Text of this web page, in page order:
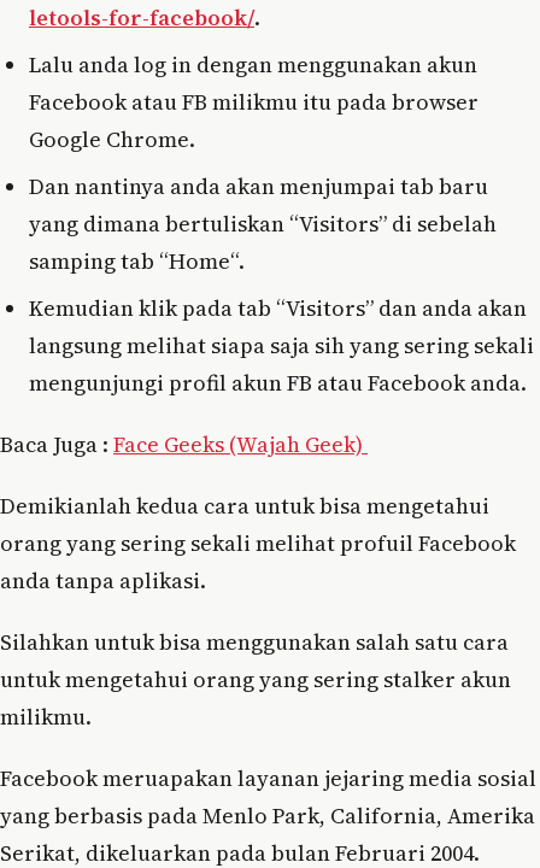
letools-for-facebook/.
Lalu anda log in dengan menggunakan akun
Facebook atau FB milikmu itu pada browser
Google Chrome.
Dan nantinya anda akan menjumpai tab baru
yang dimana bertuliskan “Visitors” di sebelah
samping tab “Home“.
Kemudian klik pada tab “Visitors” dan anda akan
langsung melihat siapa saja sih yang sering sekali
mengunjungi profil akun FB atau Facebook anda.
Baca Juga : Face Geeks (Wajah Geek)
Demikianlah kedua cara untuk bisa mengetahui
orang yang sering sekali melihat profuil Facebook
anda tanpa aplikasi.
Silahkan untuk bisa menggunakan salah satu cara
untuk mengetahui orang yang sering stalker akun
milikmu.
Facebook meruapakan layanan jejaring media sosial
yang berbasis pada Menlo Park, California, Amerika
Serikat, dikeluarkan pada bulan Februari 2004.